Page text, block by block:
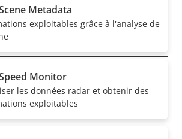
Valeur de
la
propriété
audio
Metadata
exploitables grâce à l'analyse de
Monitor
les données radar et obtenir des
exploitables